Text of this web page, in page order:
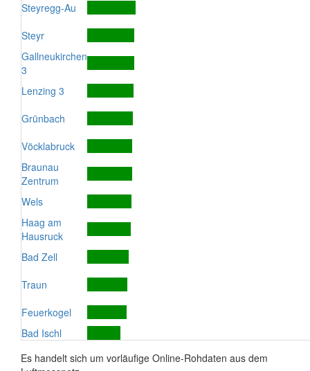
Steyregg-Au
Steyr
Gallneukirchen
3
Lenzing 3
Grünbach
Vöcklabruck
Braunau
Zentrum
Wels
Haag am
Hausruck
Bad Zell
Traun
Feuerkogel
Bad Ischl
Es handelt sich um vorläufige Online-Rohdaten aus dem